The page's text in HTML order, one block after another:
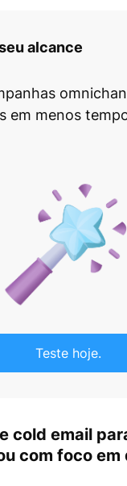
alcance
em menos
Teste hoje.
cold email
com foco em